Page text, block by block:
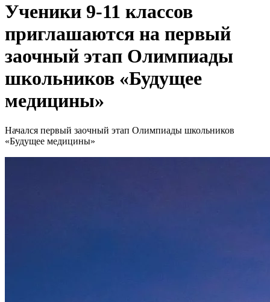
Ученики 9-11 классов
приглашаются на первый
заочный этап Олимпиады
школьников «Будущее
медицины»
Начался первый заочный этап Олимпиады школьников
«Будущее медицины»